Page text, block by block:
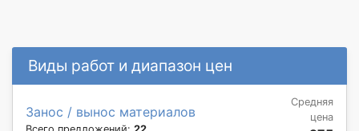
Виды работ и диапазон цен
Занос / вынос материалов
Средняя
цена